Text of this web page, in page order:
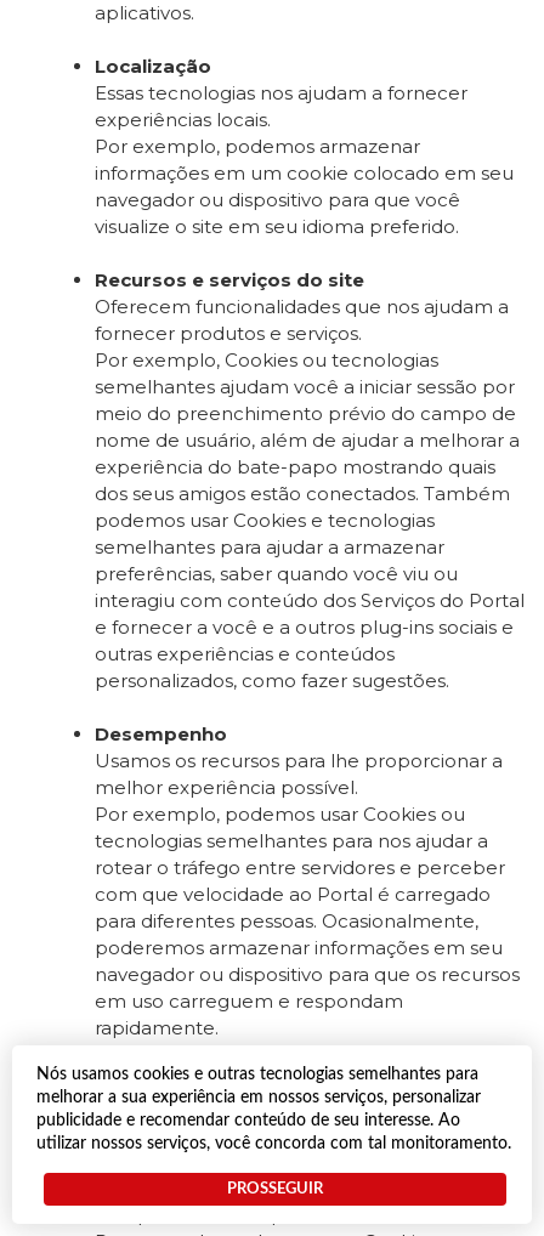
Nós usamos cookies e outras tecnologias semelhantes para
melhorar a sua experiência em nossos serviços, personalizar
publicidade e recomendar conteúdo de seu interesse. Ao
utilizar nossos serviços, você concorda com tal monitoramento.
PROSSEGUIR
aplicativos.
Localização
Essas tecnologias nos ajudam a fornecer
experiências locais.
Por exemplo, podemos armazenar
informações em um cookie colocado em seu
navegador ou dispositivo para que você
visualize o site em seu idioma preferido.
Recursos e serviços do site
Oferecem funcionalidades que nos ajudam a
fornecer produtos e serviços.
Por exemplo, Cookies ou tecnologias
semelhantes ajudam você a iniciar sessão por
meio do preenchimento prévio do campo de
nome de usuário, além de ajudar a melhorar a
experiência do bate-papo mostrando quais
dos seus amigos estão conectados. Também
podemos usar Cookies e tecnologias
semelhantes para ajudar a armazenar
preferências, saber quando você viu ou
interagiu com conteúdo dos Serviços do Portal
e fornecer a você e a outros plug-ins sociais e
outras experiências e conteúdos
personalizados, como fazer sugestões.
Desempenho
Usamos os recursos para lhe proporcionar a
melhor experiência possível.
Por exemplo, podemos usar Cookies ou
tecnologias semelhantes para nos ajudar a
rotear o tráfego entre servidores e perceber
com que velocidade ao Portal é carregado
para diferentes pessoas. Ocasionalmente,
poderemos armazenar informações em seu
navegador ou dispositivo para que os recursos
em uso carreguem e respondam
rapidamente.
Análises e pesquisas
Essas informações são usadas para entender,
aprimorar e pesquisar produtos e serviços,
outros sites e aplicativos a partir do